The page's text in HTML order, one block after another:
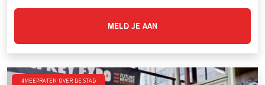
MELD JE AAN
#Meepraten over de stad